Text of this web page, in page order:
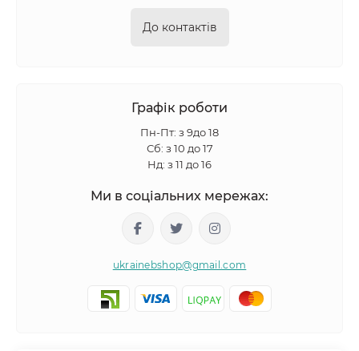
До контактів
Графік роботи
Пн-Пт: з 9до 18
Сб: з 10 до 17
Нд: з 11 до 16
Ми в соціальних мережах:
ukrainebshop@gmail.com